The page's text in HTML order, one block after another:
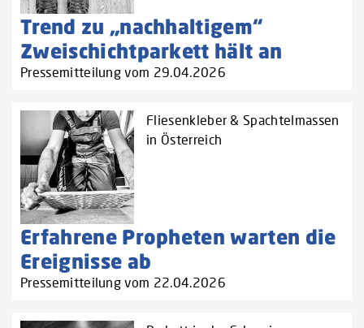
Trend zu „nachhaltigem“
Zweischichtparkett hält an
Pressemitteilung vom 29.04.2026
Fliesenkleber & Spachtelmassen
in Österreich
Erfahrene Propheten warten die
Ereignisse ab
Pressemitteilung vom 22.04.2026